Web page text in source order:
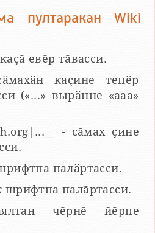
пултаракан Wiki
каҫӑ евӗр тӑвасси.
каҫине тепӗр
(«...» вырӑнне «ааа»
- сӑмах ҫине
палӑртасси.
шрифтпа палӑртасси.
чӗрнӗ йӗрпе